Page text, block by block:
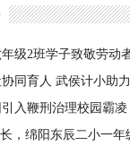
级2班学子致敬劳动
同育人 武侯计小助
入鞭刑治理校园霸凌
，绵阳东辰二小一